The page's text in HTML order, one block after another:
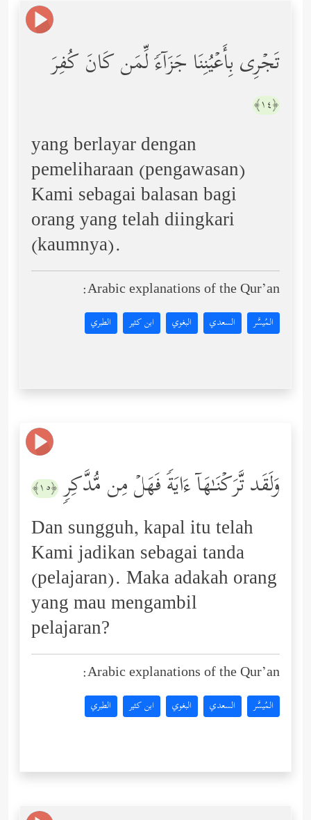
تَجۡرِی بِأَعۡیُنِنَا جَزَاۤءࣰ لِّمَن كَانَ كُفِرَ
﴿١٤﴾
yang berlayar dengan
pemeliharaan (pengawasan)
Kami sebagai balasan bagi
orang yang telah diingkari
(kaumnya).
Arabic explanations of the Qur’an:
المُيسَّر السعدي البغوي ابن كثير الطبري
وَلَقَد تَّرَكۡنَـٰهَاۤ ءَایَةࣰ فَهَلۡ مِن مُّدَّكِرࣲ ﴿١٥﴾
Dan sungguh, kapal itu telah
Kami jadikan sebagai tanda
(pelajaran). Maka adakah orang
yang mau mengambil
pelajaran?
Arabic explanations of the Qur’an:
المُيسَّر السعدي البغوي ابن كثير الطبري